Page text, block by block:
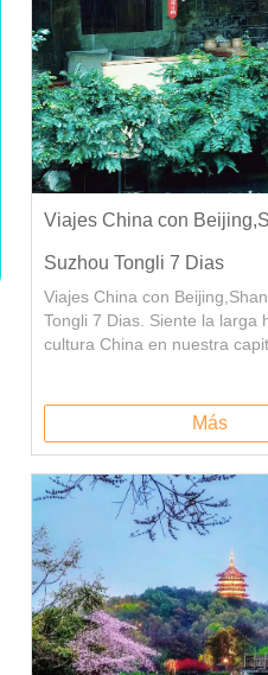
Viajes China con
Suzhou Tongli 7 Dias
Viajes China con
Tongli 7 Dias. Siente la larga
cultura China en nuestra
Experimente el rápido
Shanghai. El pueblo de agua
tranquilos jardines clásicos,
tradicionales y puentes
numerosos edificios
profunda impresión en su
Más